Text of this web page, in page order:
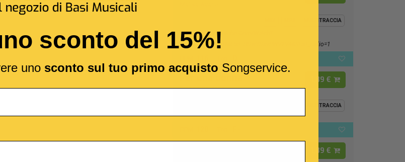
MULTITRACCIA
Https://www.youtube.com/watch?
V=wYDsvPWV2V4&list=RDwYDsvPWV2V4&start_radio=1
Per una donna
Franco Califano
1,89 €
MULTITRACCIA
1,89 €
sconto del 15%!
uno sconto sul tuo primo acquisto Songservice.